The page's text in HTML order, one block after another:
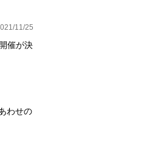
11/25
催が決
わせの